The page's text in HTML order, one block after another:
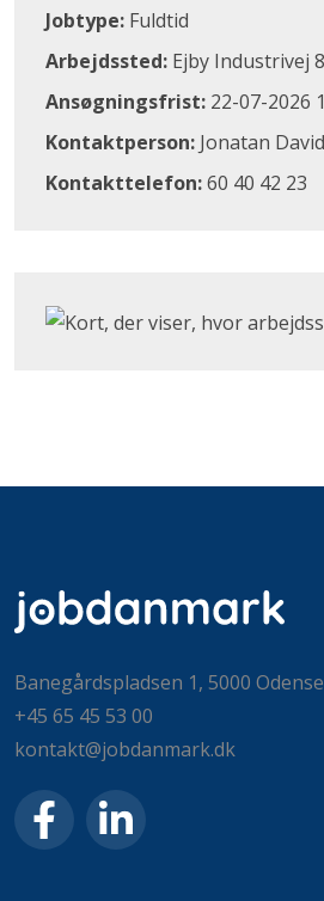
Jobtype: Fuldtid
Arbejdssted: Ejby Industrivej
Ansøgningsfrist: 22-07-2026
Kontaktperson: Jonatan
Kontakttelefon:60 40 42 23
Klik for at åbne Google Maps
Banegårdspladsen 1, 5000 Odense
+45 65 45 53 00
kontakt@jobdanmark.dk